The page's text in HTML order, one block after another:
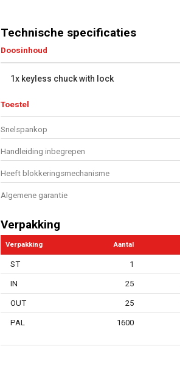
Technische specificaties
Doosinhoud
1x keyless chuck with lock
Toestel
Snelspankop
Handleiding inbegrepen
Heeft blokkeringsmechanisme
Algemene garantie
Verpakking
Verpakking Aantal
ST 1
IN 25
OUT 25
PAL 1600